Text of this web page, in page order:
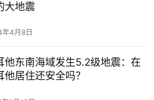
大地震
4月8日
他东南海域发生5.2级地震：在
他居住还安全吗？